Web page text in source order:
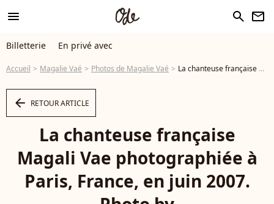
menu search newsletter
Billetterie En privé avec
Accueil Magalie Vaé Photos de Magalie Vaé La chanteuse française Magali Vae photographiée à Paris, France, en juin 2007. Photo by Vim/ABACAPRESS.COM - Photo
arrow_left RETOUR ARTICLE
La chanteuse française
Magali Vae photographiée à
Paris, France, en juin 2007.